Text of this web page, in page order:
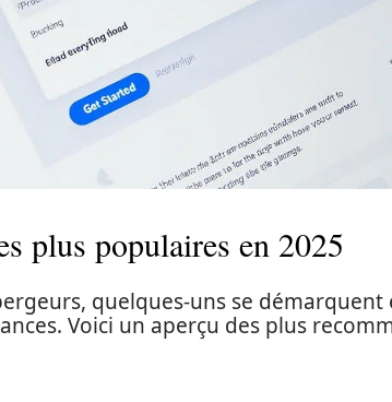
plus populaires en 2025
quelques-uns se démarquent
Voici un aperçu des plus